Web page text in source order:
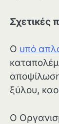
Σχετικές
Ο υπό
ξύλου,
Ο